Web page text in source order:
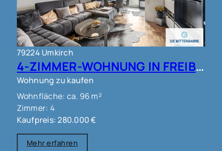
79224 Umkirch
4-ZIMMER-WOHNUNG IN FREIBURG - UMKIRCH!!
Wohnung zu kaufen
Wohnfläche: ca. 96 m²
Zimmer: 4
Kaufpreis: 280.000 €
Mehr erfahren